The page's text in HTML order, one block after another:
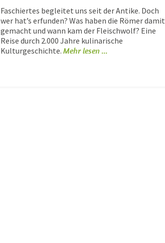
Faschiertes begleitet uns seit der Antike. Doch
wer hat’s erfunden? Was haben die Römer damit
gemacht und wann kam der Fleischwolf? Eine
Reise durch 2.000 Jahre kulinarische
Kulturgeschichte. Mehr lesen ...